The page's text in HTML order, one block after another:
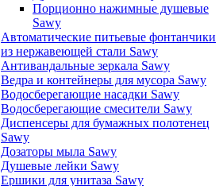
Порционно нажимные душевые
Sawy
Автоматические питьевые фонтанчики
из нержавеющей стали Sawy
Антивандальные зеркала Sawy
Ведра и контейнеры для мусора Sawy
Водосберегающие насадки Sawy
Водосберегающие смесители Sawy
Диспенсеры для бумажных полотенец
Sawy
Дозаторы мыла Sawy
Душевые лейки Sawy
Ершики для унитаза Sawy